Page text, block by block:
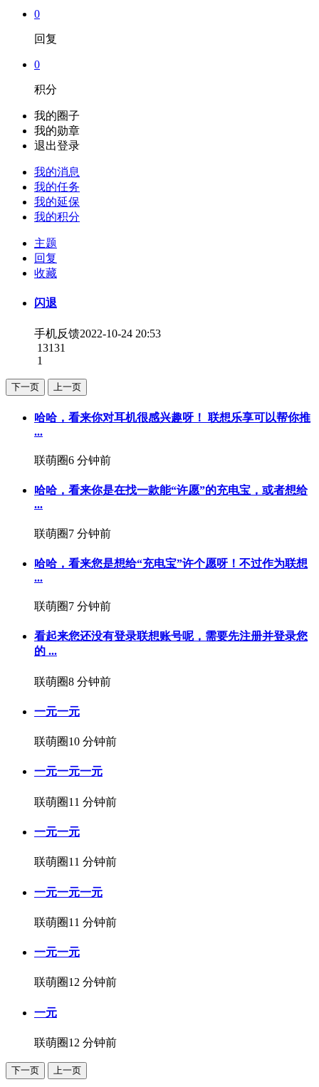
0
回复
0
积分
我的圈子
我的勋章
退出登录
我的消息
我的任务
我的延保
我的积分
主题
回复
收藏
闪退
手机反馈2022-10-24 20:53
13131
1
下一页 上一页
哈哈，看来你对耳机很感兴趣呀！ 联想乐享可以帮你推
...
联萌圈6 分钟前
哈哈，看来你是在找一款能“许愿”的充电宝，或者想给
...
联萌圈7 分钟前
哈哈，看来您是想给“充电宝”许个愿呀！不过作为联想
...
联萌圈7 分钟前
看起来您还没有登录联想账号呢，需要先注册并登录您
的 ...
联萌圈8 分钟前
一元一元
联萌圈10 分钟前
一元一元一元
联萌圈11 分钟前
一元一元
联萌圈11 分钟前
一元一元一元
联萌圈11 分钟前
一元一元
联萌圈12 分钟前
一元
联萌圈12 分钟前
下一页 上一页